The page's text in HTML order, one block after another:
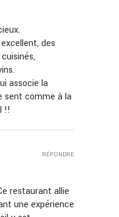
des
associe la
sent comme à la
!!
restaurant allie
une expérience
RÉPONDRE